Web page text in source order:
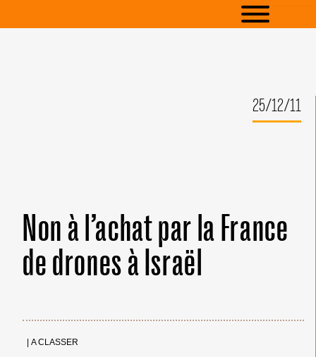
25/12/11
Non à l’achat par la France
de drones à Israël
A CLASSER